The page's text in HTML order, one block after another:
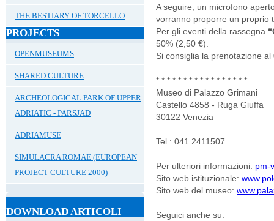
THE BESTIARY OF TORCELLO
PROJECTS
OPENMUSEUMS
SHARED CULTURE
ARCHEOLOGICAL PARK OF UPPER
ADRIATIC - PARSJAD
ADRIAMUSE
SIMULACRA ROMAE (EUROPEAN
PROJECT CULTURE 2000)
DOWNLOAD ARTICOLI
A seguire, un microfono
vorranno proporre un proprio
Per gli eventi della rassegna
50% (2,50 €).
Si consiglia la prenotazione al
* * * * * * * * * * * * * * * * *
Museo di Palazzo Grimani
Castello 4858 - Ruga Giuffa
30122 Venezia
Tel.: 041 2411507
Per ulteriori informazioni: pm-
Sito web istituzionale:
Sito web del museo:
Seguici anche su: